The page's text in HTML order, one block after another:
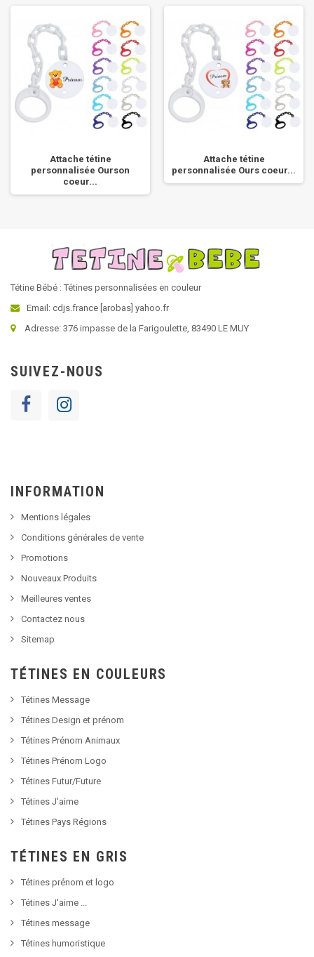
Attache tétine
personnalisée Ourson
coeur...
Attache tétine
personnalisée Ours coeur...
Tétine Bébé : Tétines personnalisées en couleur
Email: cdjs.france [arobas] yahoo.fr
Adresse: 376 impasse de la Farigoulette, 83490 LE MUY
SUIVEZ-NOUS
INFORMATION
Mentions légales
Conditions générales de vente
Promotions
Nouveaux Produits
Meilleures ventes
Contactez nous
Sitemap
TÉTINES EN COULEURS
Tétines Message
Tétines Design et prénom
Tétines Prénom Animaux
Tétines Prénom Logo
Tétines Futur/Future
Tétines J'aime
Tétines Pays Régions
TÉTINES EN GRIS
Tétines prénom et logo
Tétines J'aime ...
Tétines message
Tétines humoristique